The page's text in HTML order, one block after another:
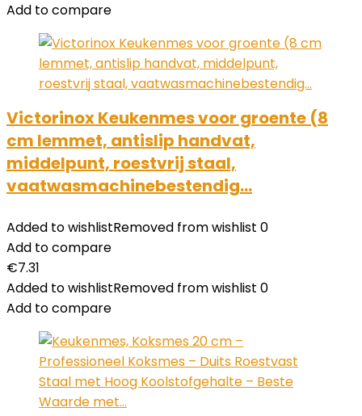
Add to compare
Victorinox Keukenmes voor groente (8
cm lemmet, antislip handvat,
middelpunt, roestvrij staal,
vaatwasmachinebestendig…
Added to wishlistRemoved from wishlist 0
Add to compare
€7.31
Added to wishlistRemoved from wishlist 0
Add to compare